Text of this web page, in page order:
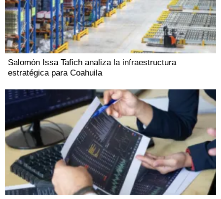
Salomón Issa Tafich analiza la infraestructura
estratégica para Coahuila